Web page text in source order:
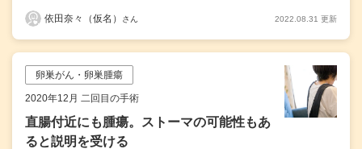
依田奈々（仮名） さん 2022.08.31 更新
卵巣がん・卵巣腫瘍
2020年12月 二回目の手術
直腸付近にも腫瘍。ストーマの可能性もあ
ると説明を受ける